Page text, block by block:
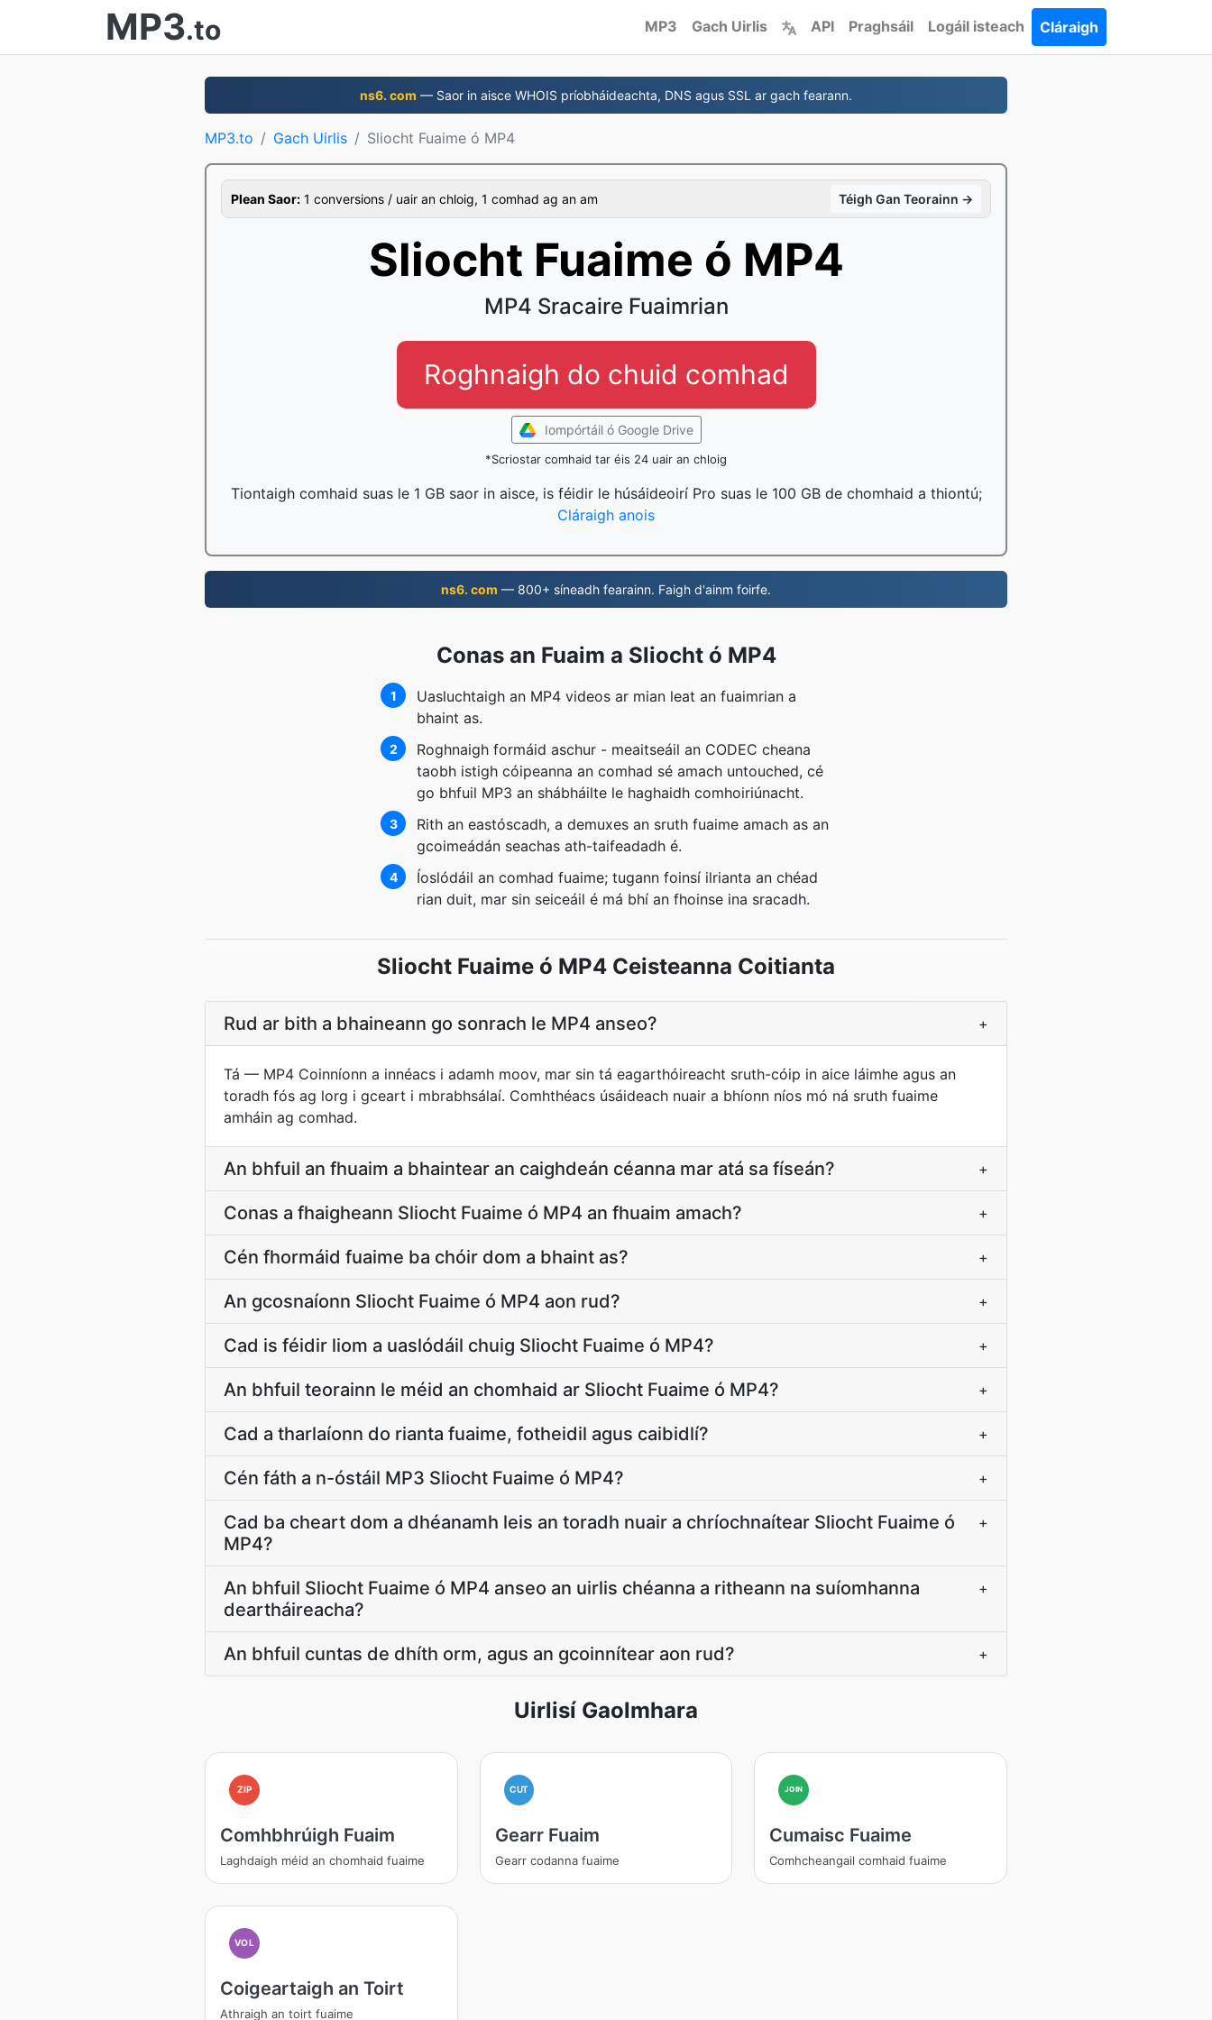
MP3.to MP3 Gach Uirlis API Praghsáil Logáil isteach Cláraigh
ns6. com — Saor in aisce WHOIS príobháideachta, DNS agus SSL ar gach fearann.
MP3.to Gach Uirlis Sliocht Fuaime ó MP4
Plean Saor: 1 conversions / uair an chloig, 1 comhad ag an am Téigh Gan Teorainn →
Sliocht Fuaime ó MP4
MP4 Sracaire Fuaimrian
Roghnaigh do chuid comhad
Iompórtáil ó Google Drive
*Scriostar comhaid tar éis 24 uair an chloig
Tiontaigh comhaid suas le 1 GB saor in aisce, is féidir le húsáideoirí Pro suas le 100 GB de chomhaid a thiontú;
Cláraigh anois
ns6. com — 800+ síneadh fearainn. Faigh d'ainm foirfe.
Conas an Fuaim a Sliocht ó MP4
1
Uasluchtaigh an MP4 videos ar mian leat an fuaimrian a
bhaint as.
2
Roghnaigh formáid aschur - meaitseáil an CODEC cheana
taobh istigh cóipeanna an comhad sé amach untouched, cé
go bhfuil MP3 an shábháilte le haghaidh comhoiriúnacht.
3
Rith an eastóscadh, a demuxes an sruth fuaime amach as an
gcoimeádán seachas ath-taifeadadh é.
4
Íoslódáil an comhad fuaime; tugann foinsí ilrianta an chéad
rian duit, mar sin seiceáil é má bhí an fhoinse ina sracadh.
Sliocht Fuaime ó MP4 Ceisteanna Coitianta
Rud ar bith a bhaineann go sonrach le MP4 anseo? +
Tá — MP4 Coinníonn a innéacs i adamh moov, mar sin tá eagarthóireacht sruth-cóip in aice láimhe agus an
toradh fós ag lorg i gceart i mbrabhsálaí. Comhthéacs úsáideach nuair a bhíonn níos mó ná sruth fuaime
amháin ag comhad.
An bhfuil an fhuaim a bhaintear an caighdeán céanna mar atá sa físeán? +
Conas a fhaigheann Sliocht Fuaime ó MP4 an fhuaim amach? +
Cén fhormáid fuaime ba chóir dom a bhaint as? +
An gcosnaíonn Sliocht Fuaime ó MP4 aon rud? +
Cad is féidir liom a uaslódáil chuig Sliocht Fuaime ó MP4? +
An bhfuil teorainn le méid an chomhaid ar Sliocht Fuaime ó MP4? +
Cad a tharlaíonn do rianta fuaime, fotheidil agus caibidlí? +
Cén fáth a n-óstáil MP3 Sliocht Fuaime ó MP4? +
Cad ba cheart dom a dhéanamh leis an toradh nuair a chríochnaítear Sliocht Fuaime ó
MP4?
+
An bhfuil Sliocht Fuaime ó MP4 anseo an uirlis chéanna a ritheann na suíomhanna
deartháireacha?
+
An bhfuil cuntas de dhíth orm, agus an gcoinnítear aon rud? +
Uirlisí Gaolmhara
ZIP
Comhbhrúigh Fuaim
Laghdaigh méid an chomhaid fuaime
CUT
Gearr Fuaim
Gearr codanna fuaime
JOIN
Cumaisc Fuaime
Comhcheangail comhaid fuaime
VOL
Coigeartaigh an Toirt
Athraigh an toirt fuaime